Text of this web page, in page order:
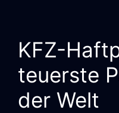
KFZ-
teuerste
der Welt